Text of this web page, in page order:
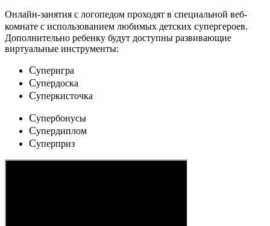
Онлайн-занятия с логопедом проходят в специальной веб-
комнате с использованием любимых детских cупергероев.
Дополнительно ребенку будут доступны развивающие
виртуальные инструменты:
Cуперигра
Cупердоска
Cуперкисточка
Cупербонусы
Cупердиплом
Cуперприз